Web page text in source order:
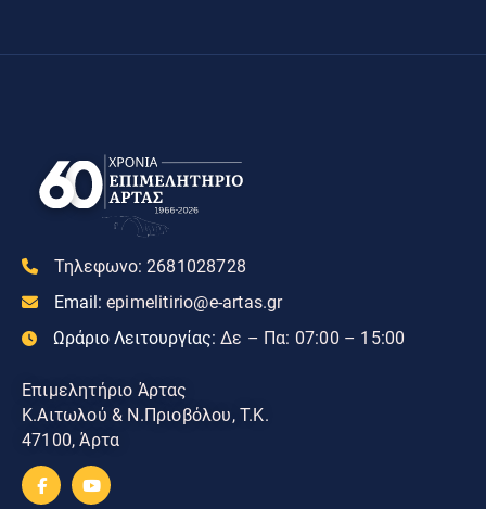
Τηλεφωνο: 2681028728
Email: epimelitirio@e-artas.gr
Ωράριο Λειτουργίας: Δε – Πα: 07:00 – 15:00
Επιμελητήριο Άρτας
Κ.Αιτωλού & Ν.Πριοβόλου, Τ.Κ.
47100, Άρτα